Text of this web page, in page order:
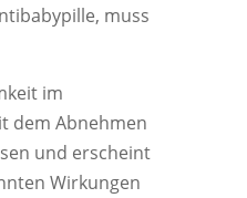
muss
im
dem Abnehmen
und erscheint
Wirkungen